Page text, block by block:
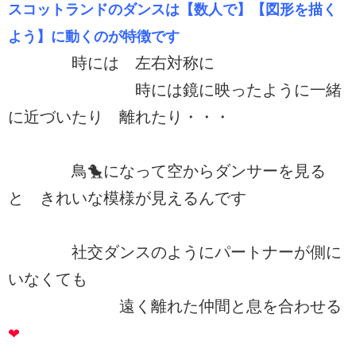
スコットランドのダンスは【数人で】【図形を描く
よう】に動くのが特徴です
時には 左右対称に
時には鏡に映ったように一緒
に近づいたり 離れたり・・・
鳥🐤になって空からダンサーを見る
と きれいな模様が見えるんです
社交ダンスのようにパートナーが側に
いなくても
遠く離れた仲間と息を合わせる
❤